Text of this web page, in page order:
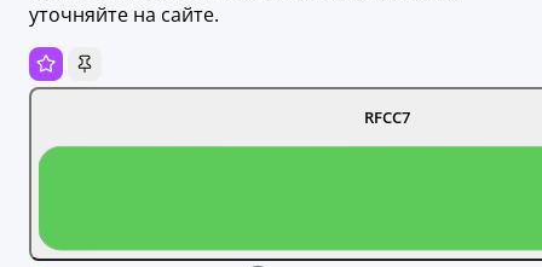
уточняйте на сайте.
RFCC7